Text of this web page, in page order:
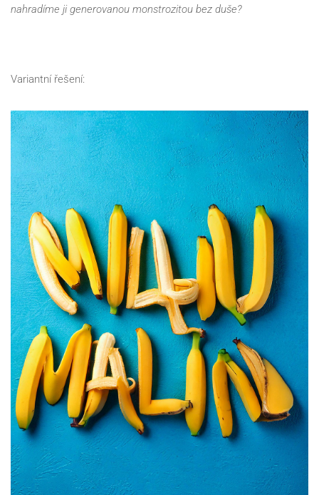
nahradíme ji generovanou monstrozitou bez duše?
Variantní řešení: